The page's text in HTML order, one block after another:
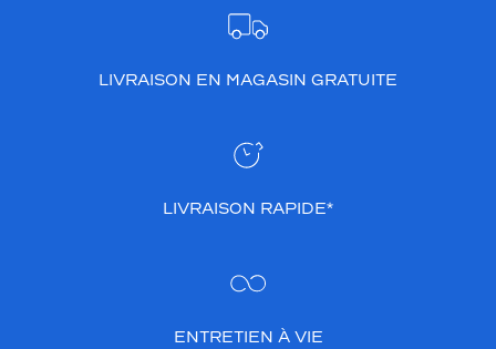
LIVRAISON EN MAGASIN GRATUITE
LIVRAISON RAPIDE*
ENTRETIEN À VIE